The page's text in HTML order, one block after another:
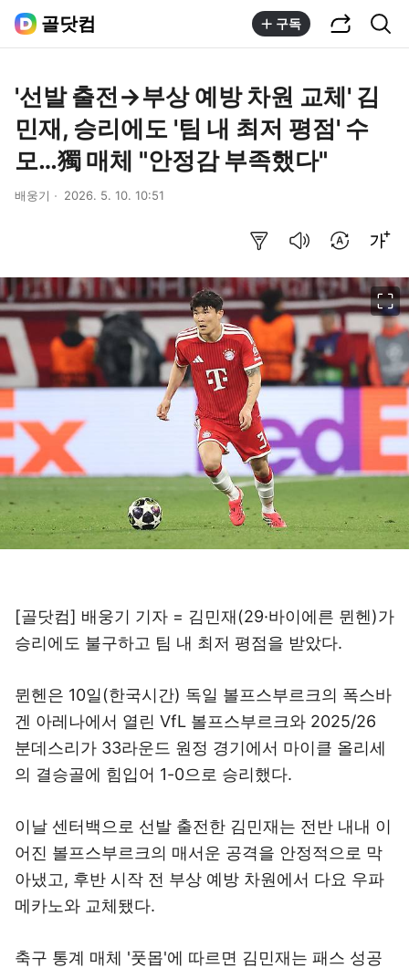
골닷컴 구독
'선발 출전→부상 예방 차원 교체' 김
민재, 승리에도 '팀 내 최저 평점' 수
모…獨 매체 "안정감 부족했다"
배웅기 2026. 5. 10. 10:51
[골닷컴] 배웅기 기자 = 김민재(29·바이에른 뮌헨)가
승리에도 불구하고 팀 내 최저 평점을 받았다.
뮌헨은 10일(한국시간) 독일 볼프스부르크의 폭스바
겐 아레나에서 열린 VfL 볼프스부르크와 2025/26
분데스리가 33라운드 원정 경기에서 마이클 올리세
의 결승골에 힘입어 1-0으로 승리했다.
이날 센터백으로 선발 출전한 김민재는 전반 내내 이
어진 볼프스부르크의 매서운 공격을 안정적으로 막
아냈고, 후반 시작 전 부상 예방 차원에서 다요 우파
메카노와 교체됐다.
축구 통계 매체 '풋몹'에 따르면 김민재는 패스 성공